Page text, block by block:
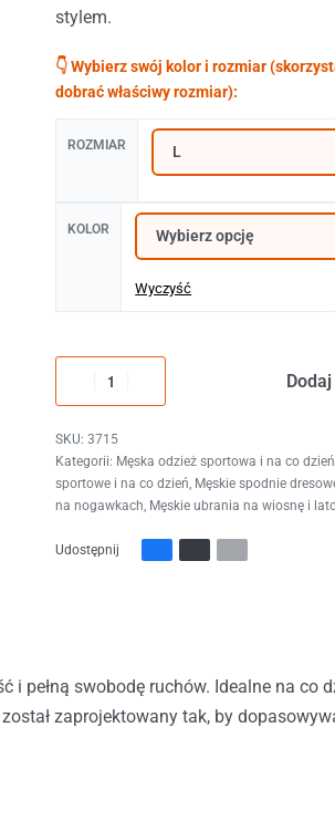
stylem.
ROZMIAR
KOLOR
Wyczyść
3715
Kategorii: Męska odzież sportowa i na co dzień
sportowe i na co dzień, Męskie spodnie
na nogawkach, Męskie ubrania na wiosnę i
Udostępnij
pełną swobodę ruchów. Idealne na co
został zaprojektowany tak, by